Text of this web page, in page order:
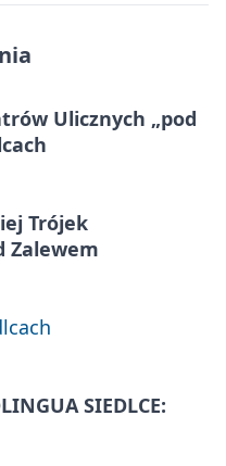
Ulicznych „pod
Trójek
Zalewem
SIEDLCE: